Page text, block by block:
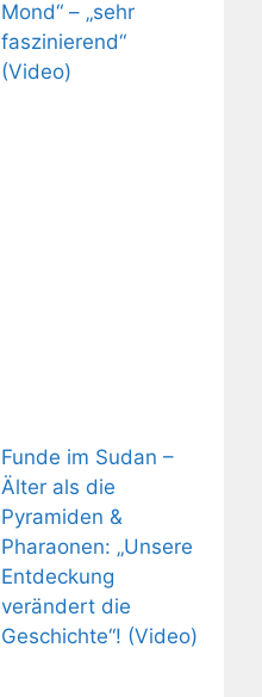
Mond“ – „sehr
faszinierend“
(Video)
Funde im Sudan –
Älter als die
Pyramiden &
Pharaonen: „Unsere
Entdeckung
verändert die
Geschichte“! (Video)